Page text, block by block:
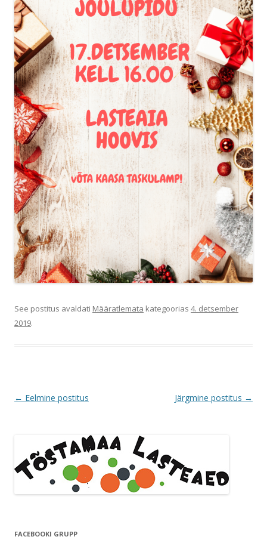
See postitus avaldati Määratlemata kategoorias 4. detsember
2019.
Postituste
← Eelmine postitus Järgmine postitus →
FACEBOOKI GRUPP